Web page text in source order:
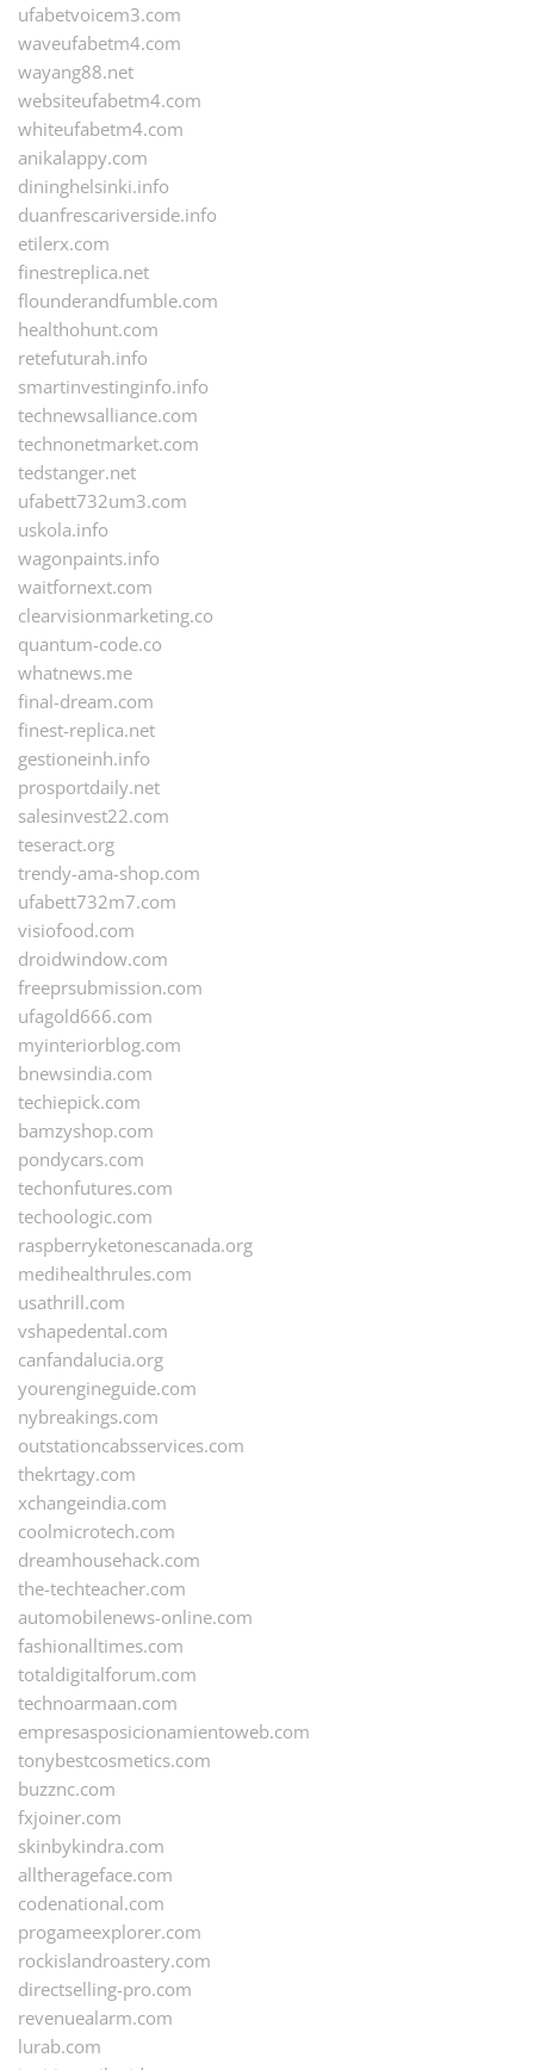
ufabetvoicem3.com
waveufabetm4.com
wayang88.net
websiteufabetm4.com
whiteufabetm4.com
anikalappy.com
dininghelsinki.info
duanfrescariverside.info
etilerx.com
finestreplica.net
flounderandfumble.com
healthohunt.com
retefuturah.info
smartinvestinginfo.info
technewsalliance.com
technonetmarket.com
tedstanger.net
ufabett732um3.com
uskola.info
wagonpaints.info
waitfornext.com
clearvisionmarketing.co
quantum-code.co
whatnews.me
final-dream.com
finest-replica.net
gestioneinh.info
prosportdaily.net
salesinvest22.com
teseract.org
trendy-ama-shop.com
ufabett732m7.com
visiofood.com
droidwindow.com
freeprsubmission.com
ufagold666.com
myinteriorblog.com
bnewsindia.com
techiepick.com
bamzyshop.com
pondycars.com
techonfutures.com
techoologic.com
raspberryketonescanada.org
medihealthrules.com
usathrill.com
vshapedental.com
canfandalucia.org
yourengineguide.com
nybreakings.com
outstationcabsservices.com
thekrtagy.com
xchangeindia.com
coolmicrotech.com
dreamhousehack.com
the-techteacher.com
automobilenews-online.com
fashionalltimes.com
totaldigitalforum.com
technoarmaan.com
empresasposicionamientoweb.com
tonybestcosmetics.com
buzznc.com
fxjoiner.com
skinbykindra.com
alltherageface.com
codenational.com
progameexplorer.com
rockislandroastery.com
directselling-pro.com
revenuealarm.com
lurab.com